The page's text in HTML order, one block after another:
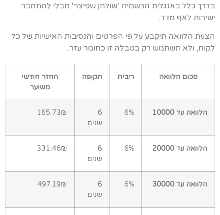
בדרך כלל באנגלית הרשמית 'שולחן שפיצר' מבלי להתחבר
ישירות לאף מדד.
הצעת הלוואה תיקבע על פי הפרטים והנסיבות האישיות של כל
לקוח, ולא תשתמש רק בטבלה זו כחומר עזר.
סכום הלוואה ריבית תקופה
החזר חודשי
משוער
הלוואה עד 10000 6%
6
שנים
165.73₪
הלוואה עד 20000 6%
6
שנים
331.46₪
הלוואה עד 30000 6%
6
שנים
497.19₪